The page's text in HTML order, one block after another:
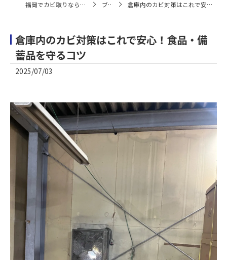
福岡でカビ取りならカビバスターズ福岡 ブログ 倉庫内のカビ対策はこれで安心！食品・備蓄品を守るコツ
倉庫内のカビ対策はこれで安心！食品・備
蓄品を守るコツ
2025/07/03